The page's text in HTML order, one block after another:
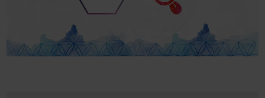
Cu Kaufland Card alimentezi ușor
Vreau din România
Ce gătim azi?
Codul Grataragiului NOU
Timp liber